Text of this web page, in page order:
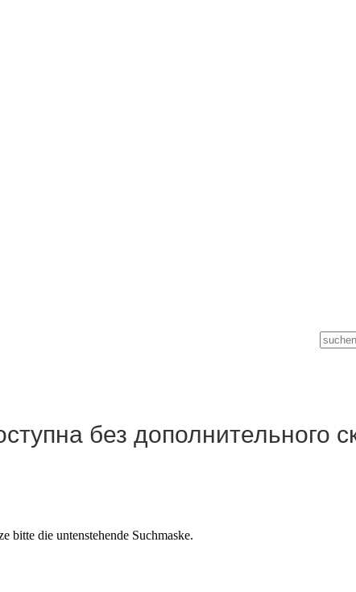
без дополнительного
bitte die untenstehende Suchmaske.